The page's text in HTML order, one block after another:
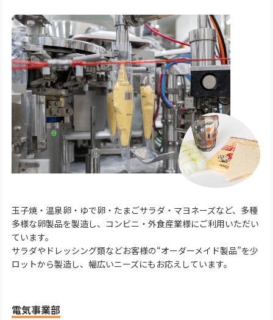
玉子焼・温泉卵・ゆで卵・たまごサラダ・マヨネーズなど、多種
多様な卵製品を製造し、コンビニ・外食産業様にご利用いただい
ています。
サラダやドレッシング類などお客様の“オーダーメイド製品”を少
ロットから製造し、幅広いニーズにもお応えしています。
電気事業部